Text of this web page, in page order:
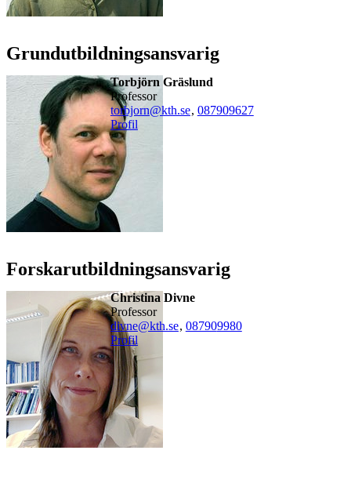
Grundutbildningsansvarig
Torbjörn Gräslund
professor
torbjorn@kth.se, 087909627
Profil
Forskarutbildningsansvarig
Christina Divne
professor
divne@kth.se, 087909980
Profil